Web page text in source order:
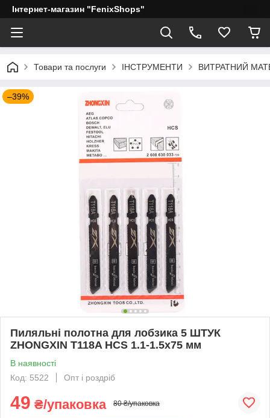
Інтернет-магазин "FenixShops"
Товари та послуги ІНСТРУМЕНТИ ВИТРАТНИЙ
–39%
Пиляльні полотна для лобзика 5 ШТУК
ZHONGXIN T118A HCS 1.1-1.5х75 мм
В наявності
Код: 5522
Опт і роздріб
49 ₴/упаковка 80 ₴/упаковка